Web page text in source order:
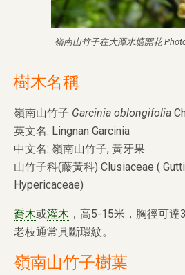
嶺南山竹子在大潭水塘開花
樹木名稱
嶺南山竹子 Garcinia oblongifolia
英文名: Lingnan Garcinia
中文名: 嶺南山竹子, 黃牙果
山竹子科(藤黃科) Clusiaceae (
Hypericaceae)
喬木或灌木 ，高5-15米，胸徑可達
老枝通常具斷環紋。
嶺南山竹子樹葉